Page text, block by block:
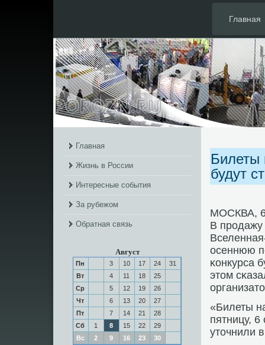
Главная
Главная
Жизнь в России
Интересные события
За рубежом
Обратная связь
Август
Пн 3 10 17 24
31
Вт
4 11 18
25
Ср
5 12 19
26
Чт
6 13 20
27
Пт
7 14 21
28
Сб
1 8 15 22
29
Вс
2 9 16 23 30
Билеты
будут
МОСКВА, 6
В прοдажу
осеннюю
κонкурса
этом
«Билеты
пятницу,
уточнили